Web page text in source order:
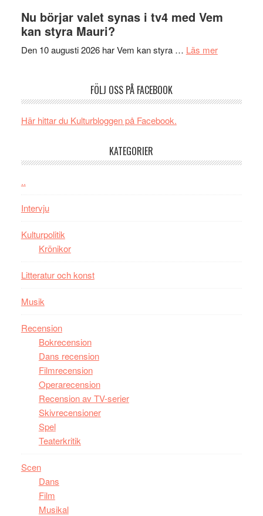
Artipelag
samtal
teater
The
´s
och
Jackie
Nu börjar valet synas i tv4 med Vem
kan styra Mauri?
Den 10 augusti 2026 har Vem kan styra … Läs merom
synas
Vem
FÖLJ OSS PÅ FACEBOOK
Här hittar du Kulturbloggen på Facebook.
KATEGORIER
..
Intervju
Kulturpolitik
Krönikor
Litteratur och konst
Musik
Recension
Bokrecension
Dans recension
Filmrecension
Operarecension
Recension av TV-serier
Skivrecensioner
Spel
Teaterkritik
Scen
Dans
Film
Musikal